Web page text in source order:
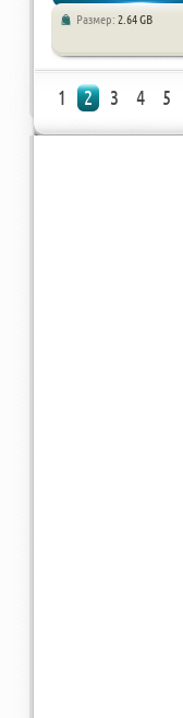
Размер: 2.64 GB
1 2 3 4 5